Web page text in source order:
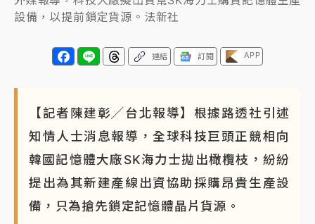
設備，以提前鎖定貨源。法新社
連結 訂閱 APP
【記者陳建彰╱台北報導】根據路透社引述
知情人士消息報導，全球科技巨頭正競相向
韓國記憶體大廠SK海力士拋出橄欖枝，紛紛
提出為其新建產線出資協助採購昂貴生產設
備，只為搶先鎖定記憶體晶片貨源。